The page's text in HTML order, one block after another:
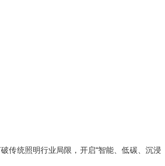
传统照明行业局限，开启“智能、低碳、沉浸